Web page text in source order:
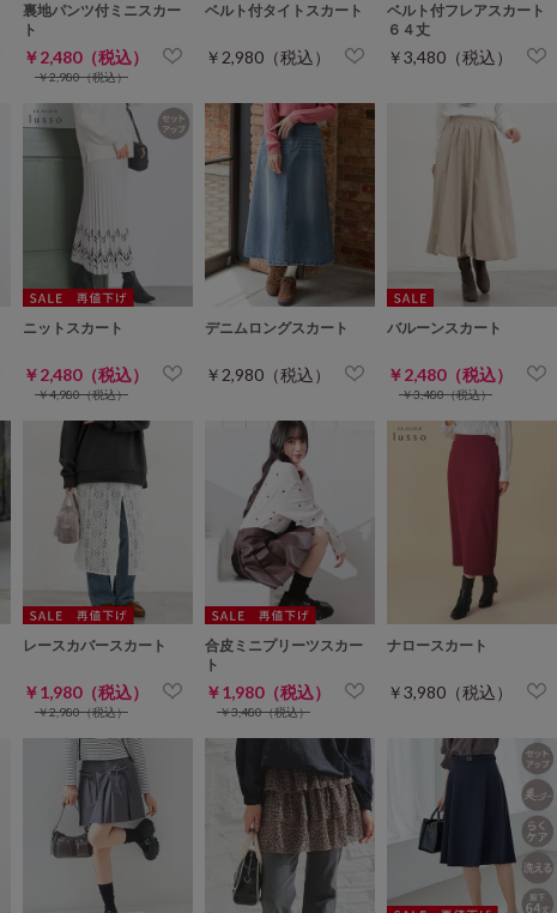
裏地パンツ付ミニスカー
ト
￥2,480（税込）
￥2,980（税込）
ベルト付タイトスカート
￥2,980（税込）
ベルト付フレアスカート
６４丈
￥3,480（税込）
ニットスカート
￥2,480（税込）
￥4,980（税込）
デニムロングスカート
￥2,980（税込）
バルーンスカート
￥2,480（税込）
￥3,480（税込）
レースカバースカート
￥1,980（税込）
￥2,980（税込）
合皮ミニプリーツスカー
ト
￥1,980（税込）
￥3,480（税込）
ナロースカート
￥3,980（税込）